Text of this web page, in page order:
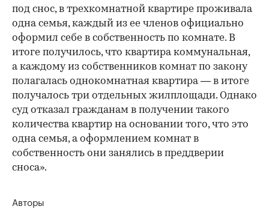
под снос, в трехкомнатной квартире проживала
одна семья, каждый из ее членов официально
оформил себе в собственность по комнате. В
итоге получилось, что квартира коммунальная,
а каждому из собственников комнат по закону
полагалась однокомнатная квартира — в итоге
получалось три отдельных жилплощади. Однако
суд отказал гражданам в получении такого
количества квартир на основании того, что это
одна семья, а оформлением комнат в
собственность они занялись в преддверии
сноса».
Авторы